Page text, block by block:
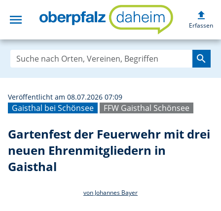
menu Gartenfest der
upload
Erfassen
search
Gaisthal bei Schönsee FFW Gaisthal Schönsee
Veröffentlicht am 08.07.2026 07:09
Gartenfest der Feuerwehr mit drei
neuen Ehrenmitgliedern in
Gaisthal
von Johannes Bayer